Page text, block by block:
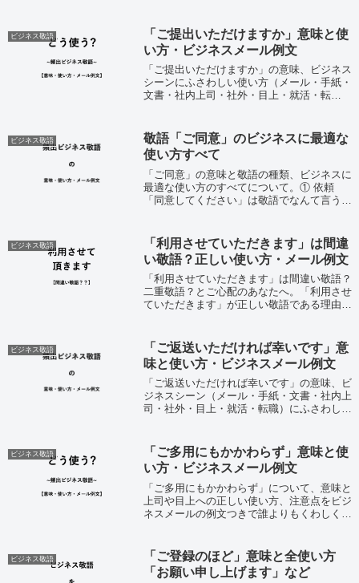
ビジネス敬語
「ご提出いただけますか」意味と使
い方・ビジネスメール例文
「ご提出いただけますか」の意味、ビジネス
シーンにふさわしい使い方（メール・手紙・
文書・社内上司・社外・目上・就活・転
文になりますので「見出し」より目的部分へ
どう...
ビジネス敬語
敬語「ご同意」のビジネスに最適な
使い方すべて
「ご同意」の意味と敬語の種類、ビジネスに
最適な使い方のすべてについて。① 依頼
「同意してください」は敬語でなんて言う？
す！同意できません」と言いたいのだけど…
④ ...
ビジネス敬語
「利用させていただきます」は間違
い敬語？正しい使い方・メール例文
「利用させていただきます」は間違い敬語？
二重敬語？とご心配のあなたへ。「利用させ
ていただきます」が正しい敬語である理由と
就活・転職）、例文を紹介します。「利用
さ...
ビジネス敬語
「ご返送いただければ幸いです」意
味と使い方・ビジネスメール例文
「ご返送いただければ幸いです」の意味、ビ
ジネスシーン（メール・手紙・文書・社内上
司・社外・目上・就活・転職）にふさわしい
長文になりますので「見出し」より目的部
分...
ビジネス敬語
「ご多用にもかかわらず」意味と使
い方・ビジネスメール例文
「ご多用にもかかわらず」について、意味と
上司や目上への正しい使い方、注意点をビジ
ネスメールの例文つきで誰よりもくわしく解
関わらず～」であり、ビジネスシーンでは
と...
ビジネス敬語
「ご登録のほど」意味と全使い方
「お願い申し上げます」など